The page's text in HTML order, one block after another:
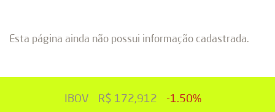
Esta página ainda não possui informação cadastrada.
IBOV R$ 172,912 -1.50%